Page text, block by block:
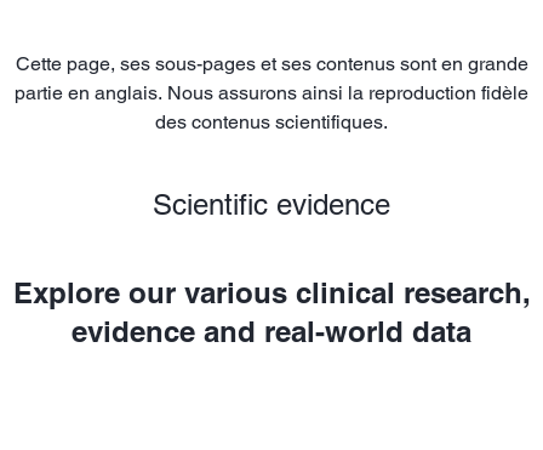
Cette page, ses sous-pages et ses contenus sont en grande
partie en anglais. Nous assurons ainsi la reproduction fidèle
des contenus scientifiques.
Scientific evidence
Explore our various clinical research,
evidence and real-world data